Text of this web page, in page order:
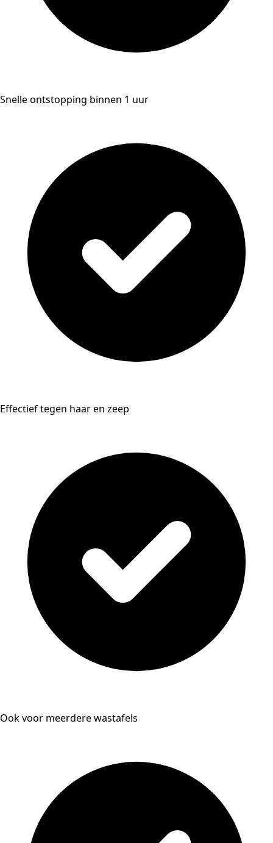
Snelle ontstopping binnen 1 uur
Effectief tegen haar en zeep
Ook voor meerdere wastafels